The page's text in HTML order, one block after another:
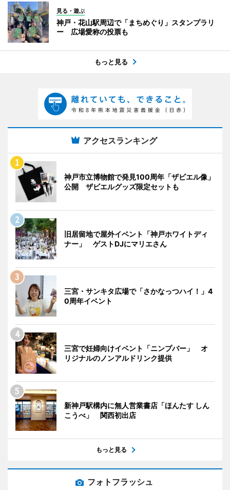
見る・遊ぶ
神戸・花山駅周辺で「まちめぐり」スタンプラリ
ー 広場愛称の投票も
もっと見る
アクセスランキング
神戸市立博物館で発見100周年「ザビエル像」
公開 ザビエルグッズ限定セットも
旧居留地で屋外イベント「神戸ホワイトディ
ナー」 ゲストDJにマリエさん
三宮・サンキタ広場で「さかなっつハイ！」4
0周年イベント
三宮で妊婦向けイベント「ニンプバー」 オ
リジナルのノンアルドリンク提供
新神戸駅構内に無人営業書店「ほんたす しん
こうべ」 関西初出店
もっと見る
フォトフラッシュ